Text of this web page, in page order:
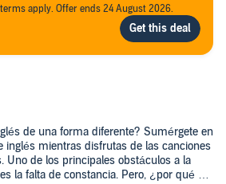
apply. Offer ends 24 August 2026.
de una forma diferente? Sumérgete en
inglés mientras disfrutas de las canciones
Uno de los principales obstáculos a la
la falta de constancia. Pero, ¿por qué no